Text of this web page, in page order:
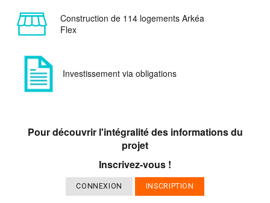
Construction de 114 logements Arkéa
Flex
Investissement via obligations
Pour découvrir l'intégralité des informations du
projet
Inscrivez-vous !
CONNEXION INSCRIPTION